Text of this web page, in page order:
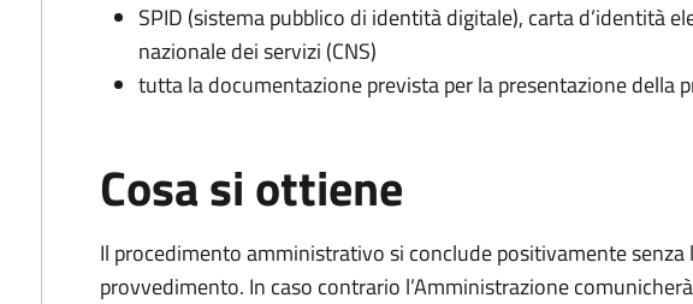
SPID (sistema pubblico di identità digitale), carta d’identità
nazionale dei servizi (CNS)
tutta la documentazione prevista per la presentazione della
Cosa si ottiene
Il procedimento amministrativo si conclude positivamente senza
provvedimento. In caso contrario l’Amministrazione